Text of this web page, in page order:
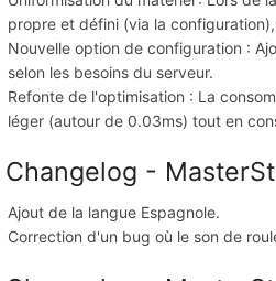
propre et défini (via la
Nouvelle option de configuration :
selon les besoins du serveur.
Refonte de l'optimisation : La
léger (autour de 0.03ms) tout en
Changelog -
Ajout de la langue Espagnole.
Correction d'un bug où le son de